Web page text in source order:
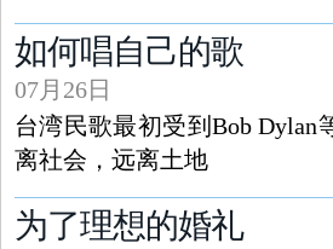
如何唱自己的歌
07月26日
台湾民歌最初受到Bob
离社会，远离土地
为了理想的婚礼